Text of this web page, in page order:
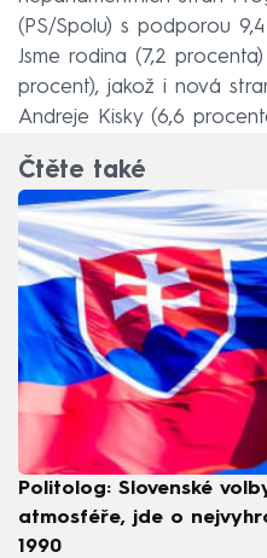
(PS/Spolu) s podporou
Jsme rodina (7,2
procent), jakož i nová
Andreje Kisky (6,6
Čtěte také
Politolog: Slovenské
atmosféře, jde o
1990